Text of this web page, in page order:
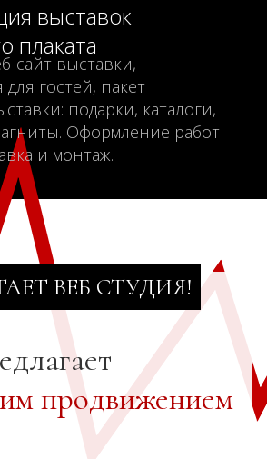
выставок
плаката
сайт выставки,
гостей, пакет
подарки, каталоги,
Оформление работ
и монтаж.
ВЕБ СТУДИЯ!
продвижением